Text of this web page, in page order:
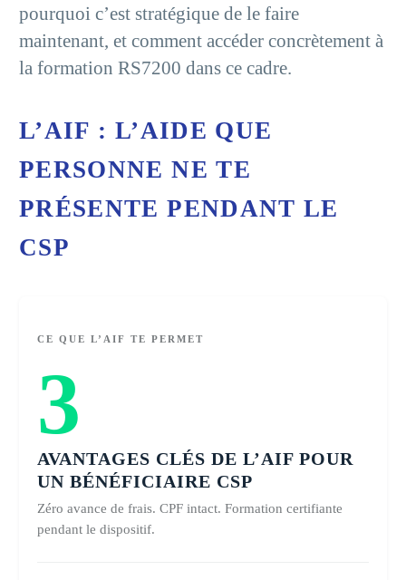
pourquoi c’est stratégique de le faire
maintenant, et comment accéder concrètement à
la formation RS7200 dans ce cadre.
L’AIF : L’AIDE QUE
PERSONNE NE TE
PRÉSENTE PENDANT LE
CSP
CE QUE L’AIF TE PERMET
3
AVANTAGES CLÉS DE L’AIF POUR
UN BÉNÉFICIAIRE CSP
Zéro avance de frais. CPF intact. Formation certifiante
pendant le dispositif.